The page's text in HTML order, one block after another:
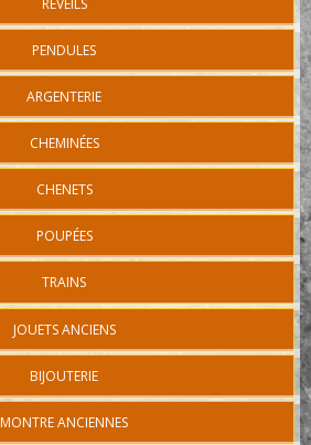
REVEILS
PENDULES
ARGENTERIE
CHEMINÉES
CHENETS
POUPÉES
TRAINS
JOUETS ANCIENS
BIJOUTERIE
MONTRE ANCIENNES